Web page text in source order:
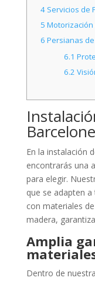
4 Servicios de
5
6 Persianas
6.1
6.2
En la instalación
encontrarás una
para elegir.
que se adapten
con materiales
madera,
Amplia
Dentro de